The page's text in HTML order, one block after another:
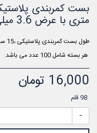
متری با عرض 3.6 میلی متر
طول بست کمربندی پلاستیکی ،15 سانتی متر و رنگ آن سفید می باشد.
هر بسته شامل 100 عدد می باشد.
16,000 تومان
98 قلم
-